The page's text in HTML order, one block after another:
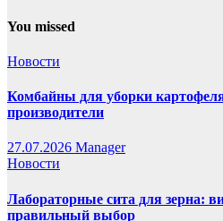
You missed
Новости
Комбайны для уборки
производители
27.07.2026 Manager
Новости
Лабораторные сита для зерна:
правильный выбор